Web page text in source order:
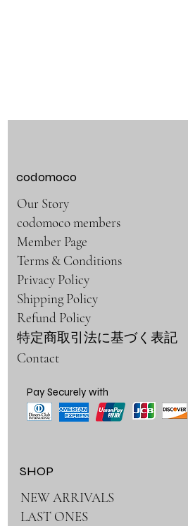
codomoco
Our Story
codomoco members
Member Page
Terms & Conditions
Privacy Policy
Shipping Policy
Refund Policy
特定商取引法に基づく表記
Contact
SHOP
NEW ARRIVALS
LAST ONES
Pay Securely with